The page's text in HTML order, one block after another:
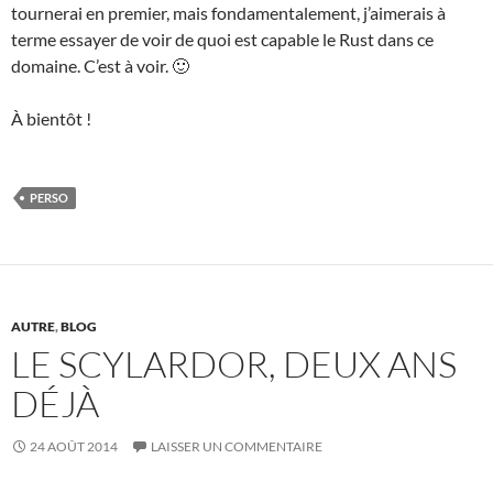
tournerai en premier, mais fondamentalement, j’aimerais à
terme essayer de voir de quoi est capable le Rust dans ce
domaine. C’est à voir. 🙂
À bientôt !
PERSO
AUTRE,BLOG
LE SCYLARDOR, DEUX ANS
DÉJÀ
24 AOÛT 2014 LAISSER UN COMMENTAIRE